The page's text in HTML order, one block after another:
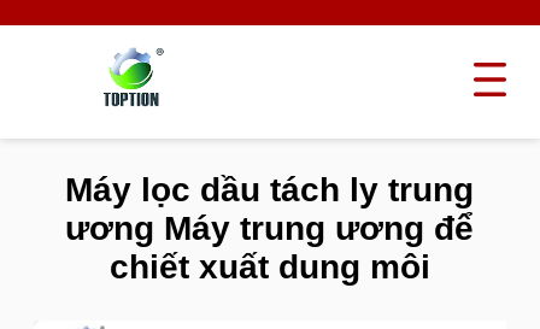
Máy lọc dầu tách ly trung
ương Máy trung ương để
chiết xuất dung môi